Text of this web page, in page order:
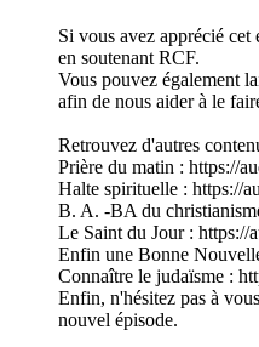
Si vous avez apprécié
en soutenant RCF.
Vous pouvez également
afin de nous aider à le
Retrouvez d'autres
Prière du matin : https://
Halte spirituelle : https://
B. A. -BA du
Le Saint du Jour :
Enfin une Bonne
Connaître le judaïsme :
Enfin, n'hésitez pas à
nouvel épisode.